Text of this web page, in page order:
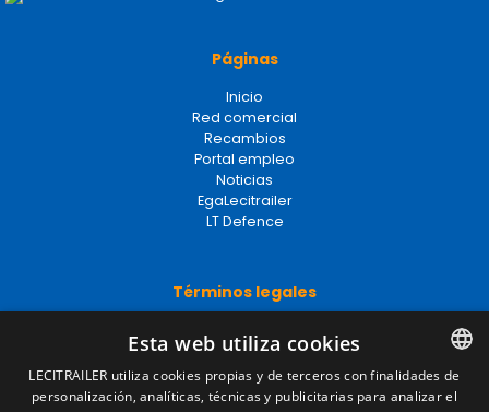
Páginas
Inicio
Red comercial
Recambios
Portal empleo
Noticias
EgaLecitrailer
LT Defence
Términos legales
Política de privacidad
Política de cookies
Condiciones generales de venta
SPANISH
Esta web utiliza cookies
LECITRAILER utiliza cookies propias y de terceros con finalidades de
personalización, analíticas, técnicas y publicitarias para analizar el